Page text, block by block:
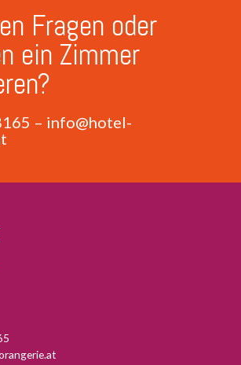
Fragen oder
ein Zimmer
– info@hotel-